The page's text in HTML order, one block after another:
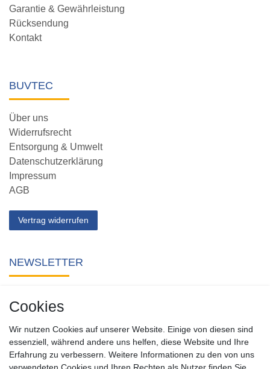
Garantie & Gewährleistung
Rücksendung
Kontakt
BUVTEC
Über uns
Widerrufsrecht
Entsorgung & Umwelt
Datenschutzerklärung
Impressum
AGB
Vertrag widerrufen
NEWSLETTER
Sie keine Neuigkeit oder Aktion aus unserem Shop.
Zum Newsletter anmelden
Cookies
Wir nutzen Cookies auf unserer Website. Einige von diesen sind
essenziell, während andere uns helfen, diese Website und Ihre
Erfahrung zu verbessern. Weitere Informationen zu den von uns